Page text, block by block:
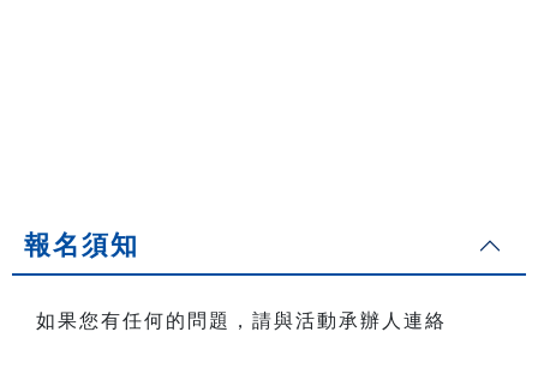
報名須知
如果您有任何的問題，請與活動承辦人連絡